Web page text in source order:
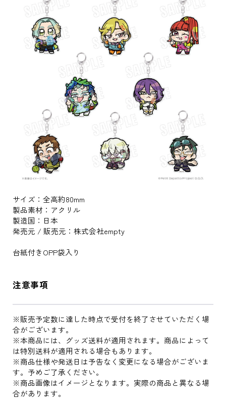
サイズ：全高約80mm
製品素材：アクリル
製造国：日本
発売元 / 販売元：株式会社empty
台紙付きOPP袋入り
注意事項
※販売予定数に達した時点で受付を終了させていただく場
合がございます。
※本商品には、グッズ送料が適用されます。商品によって
は特別送料が適用される場合もあります。
※商品仕様や発送日は予告なく変更になる場合がございま
す。予めご了承ください。
※商品画像はイメージとなります。実際の商品と異なる場
合があります。